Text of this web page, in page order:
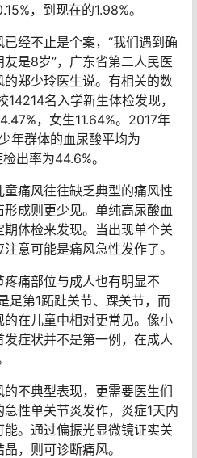
，到现在的1.98%。
经不止是个案，“我们遇到确
是8岁”，广东省第二人民医
郑少玲医生说。有相关的数
名入学新生体检发现，
，女生11.64%。2017年
年群体的血尿酸平均为
出率为44.6%。
痛风往往缺乏典型的痛风性
成则更少见。单纯高尿酸血
体检来发现。当出现单个关
意可能是痛风急性发作了。
痛部位与成人也有明显不
足第1跖趾关节、踝关节，而
在儿童中相对更常见。像小
症状并不是第一例，在成人
不典型表现，更需要医生们
性单关节炎发作，炎症1天内
。通过偏振光显微镜证实关
，则可诊断痛风。